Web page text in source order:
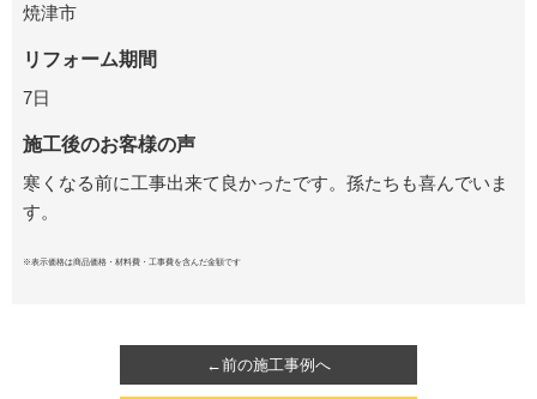
焼津市
リフォーム期間
7日
施工後のお客様の声
寒くなる前に工事出来て良かったです。孫たちも喜んでいま
す。
※表示価格は商品価格・材料費・工事費を含んだ金額です
←前の施工事例へ